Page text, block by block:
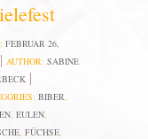
FEBRUAR 26,
AUTHOR: SABINE
BIBER,
, EULEN,
, FÜCHSE,